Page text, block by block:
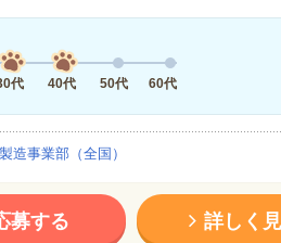
代 40代 50代 60代
事業部（全国）
募する 詳しく